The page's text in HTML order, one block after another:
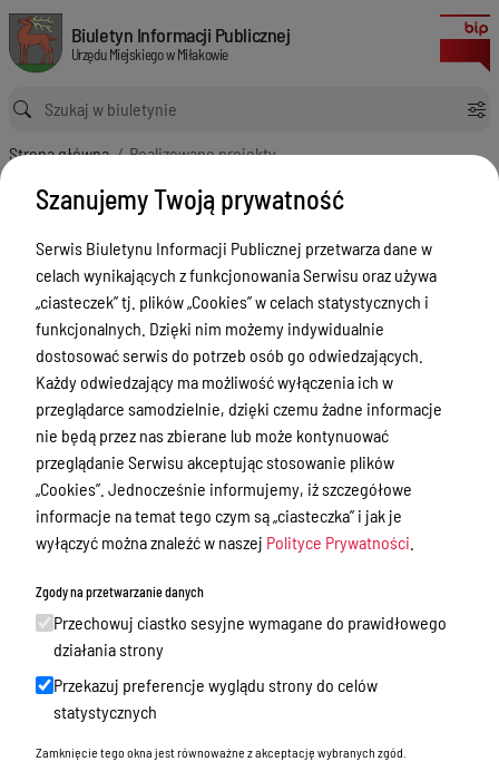
Realizowane projekty
Biuletyn Informacji Publicznej Urzędu Miejskiego w Miłakowie
Biuletyn Informacji Publicznej
Urzędu Miejskiego w Miłakowie
Ścieżka powrotu
Strona główna Realizowane projekty
Realizowane projekty
Menu Przedmiotowe
Urząd Miejski w Miłakowie
Gmina Miłakowo
Majątek i finanse
Zamówienia publiczne
Urząd Stanu Cywilnego
Ewidencja ludności, dowody osobiste,
działalność gospodarcza
Przetargi
Petycje
Nabór
Dyżury Aptek w Powiecie Ostródzkim
Szanujemy Twoją prywatność
Serwis Biuletynu Informacji Publicznej przetwarza dane w
celach wynikających z funkcjonowania Serwisu oraz używa
„ciasteczek” tj. plików „Cookies” w celach statystycznych i
funkcjonalnych. Dzięki nim możemy indywidualnie
dostosować serwis do potrzeb osób go odwiedzających.
Każdy odwiedzający ma możliwość wyłączenia ich w
przeglądarce samodzielnie, dzięki czemu żadne informacje
nie będą przez nas zbierane lub może kontynuować
przeglądanie Serwisu akceptując stosowanie plików
„Cookies”. Jednocześnie informujemy, iż szczegółowe
informacje na temat tego czym są „ciasteczka” i jak je
wyłączyć można znaleźć w naszej Polityce Prywatności
Zgody na przetwarzanie danych
Przechowuj ciastko sesyjne wymagane do prawidłowego
działania strony
Przekazuj preferencje wyglądu strony do celów
statystycznych
Zamknięcie tego okna jest równoważne z akceptację wybranych zgód.